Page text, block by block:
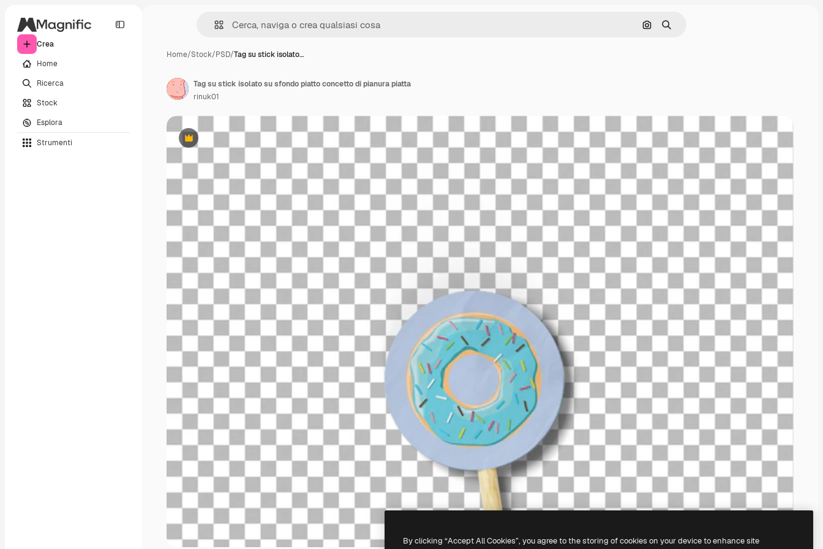
Crea
Home
Ricerca
Stock
Esplora
Strumenti
Cerca per immagine
Ricerca
Home/Stock/PSD/Tag su stick isolato…
Premium
Tag su stick isolato su sfondo piatto concetto di pianura piatta
rinuk01
By clicking “Accept All Cookies”, you agree to the storing of cookies on your device to enhance site